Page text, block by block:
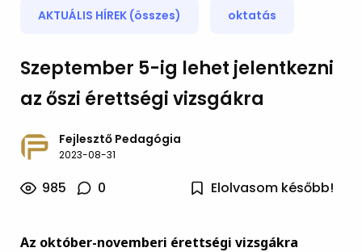
AKTUÁLIS HÍREK (összes) oktatás
Szeptember 5-ig lehet jelentkezni
az őszi érettségi vizsgákra
Fejlesztő Pedagógia
2023-08-31
985 0 Elolvasom később!
Az október-novemberi érettségi vizsgákra